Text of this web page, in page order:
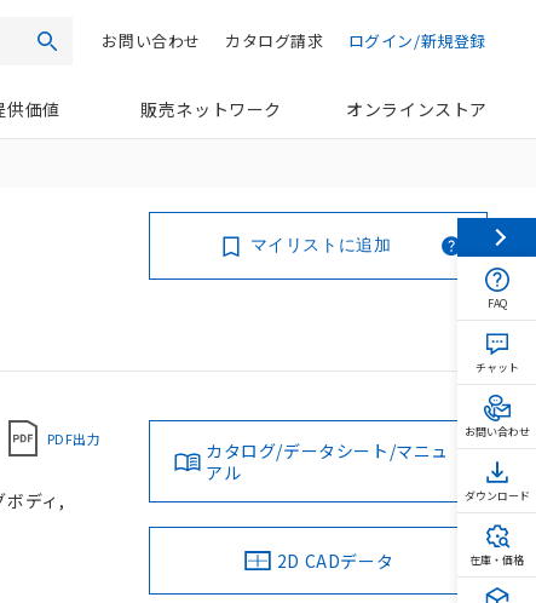
検索 ログイン/新規登録
カタログ請求
お問い合わせ
供価値 販売ネットワーク オンラインストア
マイリストに追加
PDF出力
ディ,
カタログ/データシート/マニュ
アル
2D CADデータ
FAQ
チャット
お問い合わせ
ダウンロード
在庫・価格